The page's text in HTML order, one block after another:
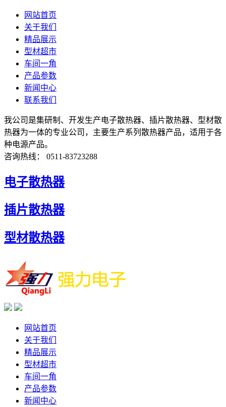
网站首页
关于我们
精品展示
型材超市
车间一角
产品参数
新闻中心
联系我们
我公司是集研制、开发生产电子散热器、插片散热器、型材散
热器为一体的专业公司，主要生产系列散热器产品，适用于各
种电源产品。
咨询热线： 0511-83723288
电子散热器
插片散热器
型材散热器
网站首页
关于我们
精品展示
型材超市
车间一角
产品参数
新闻中心